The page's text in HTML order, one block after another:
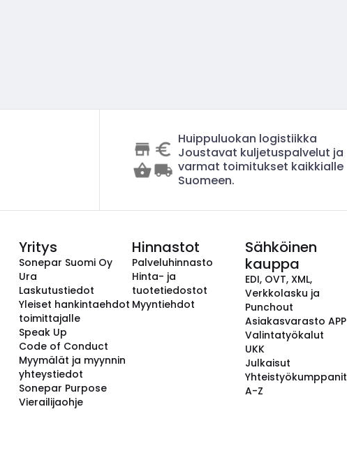
Huippuluokan logistiikka
Joustavat kuljetuspalvelut ja
varmat toimitukset kaikkialle
Suomeen.
Yritys
Sonepar Suomi Oy
Ura
Laskutustiedot
Yleiset hankintaehdot
toimittajalle
Speak Up
Code of Conduct
Myymälät ja myynnin
yhteystiedot
Sonepar Purpose
Vierailijaohje
Hinnastot
Palveluhinnasto
Hinta- ja
tuotetiedostot
Myyntiehdot
Sähköinen
kauppa
EDI, OVT, XML,
Verkkolasku ja
Punchout
Asiakasvarasto APP
Valintatyökalut
UKK
Julkaisut
Yhteistyökumppanit
A-Z